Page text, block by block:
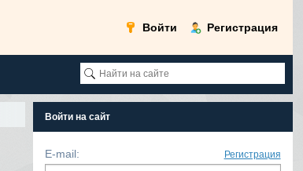
Войти Регистрация
Войти на сайт
E-mail: Регистрация